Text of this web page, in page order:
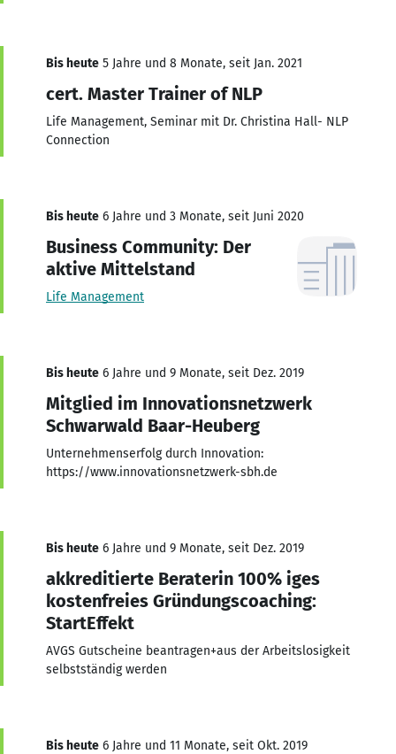
Bis heute 5 Jahre und 8 Monate, seit Jan. 2021
cert. Master Trainer of NLP
Life Management, Seminar mit Dr. Christina Hall- NLP
Connection
Bis heute 6 Jahre und 3 Monate, seit Juni 2020
Business Community: Der
aktive Mittelstand
Life Management
Bis heute 6 Jahre und 9 Monate, seit Dez. 2019
Mitglied im Innovationsnetzwerk
Schwarwald Baar-Heuberg
Unternehmenserfolg durch Innovation:
https://www.innovationsnetzwerk-sbh.de
Bis heute 6 Jahre und 9 Monate, seit Dez. 2019
akkreditierte Beraterin 100% iges
kostenfreies Gründungscoaching:
StartEffekt
AVGS Gutscheine beantragen+aus der Arbeitslosigkeit
selbstständig werden
Bis heute 6 Jahre und 11 Monate, seit Okt. 2019